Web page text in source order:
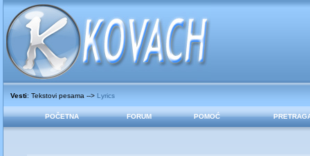
Vesti: Tekstovi pesama --> Lyrics
POČETNA FORUM POMOĆ